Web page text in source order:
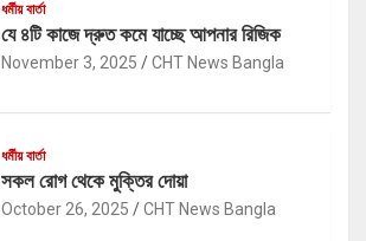
ধর্মীয় বার্তা
যে ৪টি কাজে দ্রুত কমে যাচ্ছে আপনার রিজিক
November 3, 2025 CHT News Bangla
ধর্মীয় বার্তা
সকল রোগ থেকে মুক্তির দোয়া
October 26, 2025 CHT News Bangla